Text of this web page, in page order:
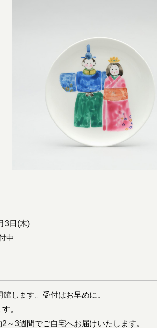
3日(木)
中
します。受付はお早めに。
。
3週間でご自宅へお届けいたします。